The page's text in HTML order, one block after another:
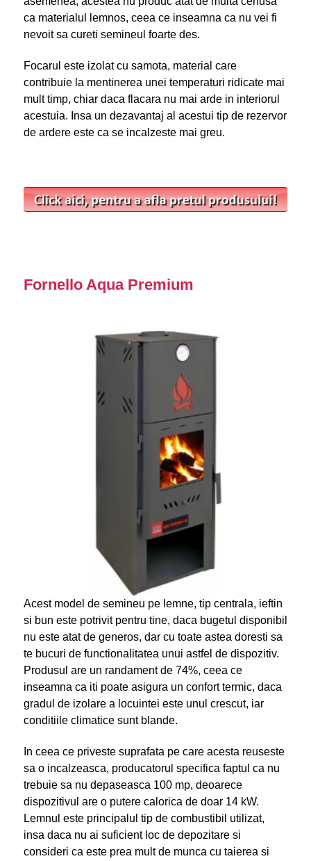
ca materialul lemnos, ceea ce inseamna ca nu vei fi
nevoit sa cureti semineul foarte des.
Focarul este izolat cu samota, material care
contribuie la mentinerea unei temperaturi ridicate mai
mult timp, chiar daca flacara nu mai arde in interiorul
acestuia. Insa un dezavantaj al acestui tip de rezervor
de ardere este ca se incalzeste mai greu.
Fornello Aqua Premium
Acest model de semineu pe lemne, tip centrala, ieftin
si bun este potrivit pentru tine, daca bugetul disponibil
nu este atat de generos, dar cu toate astea doresti sa
te bucuri de functionalitatea unui astfel de dispozitiv.
Produsul are un randament de 74%, ceea ce
inseamna ca iti poate asigura un confort termic, daca
gradul de izolare a locuintei este unul crescut, iar
conditiile climatice sunt blande.
In ceea ce priveste suprafata pe care acesta reuseste
sa o incalzeasca, producatorul specifica faptul ca nu
trebuie sa nu depaseasca 100 mp, deoarece
dispozitivul are o putere calorica de doar 14 kW.
Lemnul este principalul tip de combustibil utilizat,
insa daca nu ai suficient loc de depozitare si
consideri ca este prea mult de munca cu taierea si